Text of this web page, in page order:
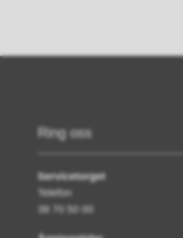
Ring oss
Servicetorget
Telefon
38 70 50 00